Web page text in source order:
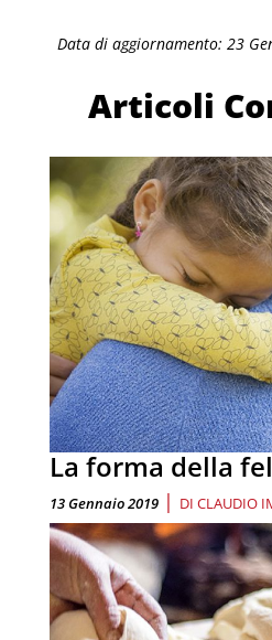
Data di aggiornamento: 23
Articoli
La forma della
13 Gennaio 2019 | DI CLAUDIO